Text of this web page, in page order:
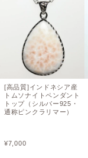
[高品質]インドネシア産
トムソナイトペンダント
トップ（シルバー925・
通称ピンクラリマー）
¥7,000